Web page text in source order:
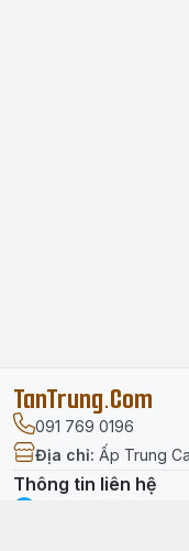
TanTrung.Com
091 769 0196
Địa chỉ: Ấp Trung
Thông tin liên hệ